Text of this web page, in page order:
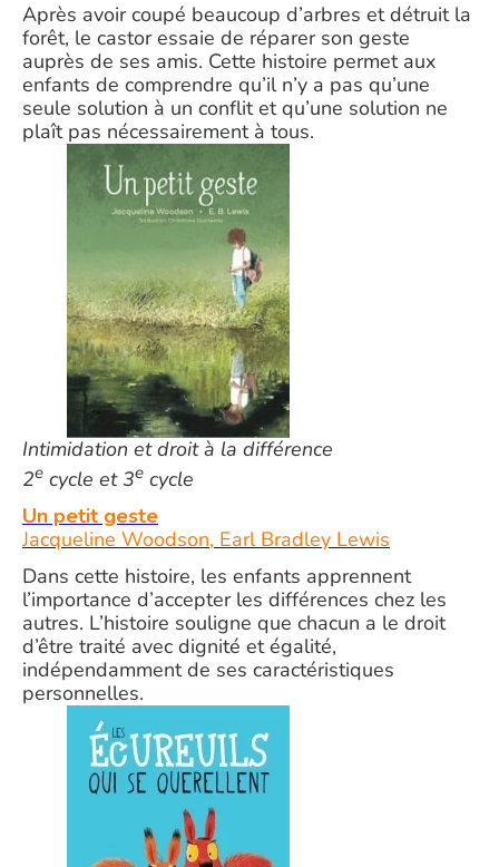
Après avoir coupé beaucoup d’arbres et détruit la
forêt, le castor essaie de réparer son geste
auprès de ses amis. Cette histoire permet aux
enfants de comprendre qu’il n’y a pas qu’une
seule solution à un conflit et qu’une solution ne
plaît pas nécessairement à tous.
Intimidation et droit à la différence
2e cycle et 3e cycle
Un petit geste
Jacqueline Woodson, Earl Bradley Lewis
Dans cette histoire, les enfants apprennent
l’importance d’accepter les différences chez les
autres. L’histoire souligne que chacun a le droit
d’être traité avec dignité et égalité,
indépendamment de ses caractéristiques
personnelles.